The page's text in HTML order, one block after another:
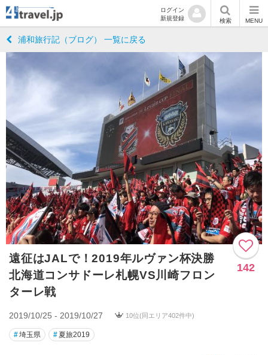
ログイン
新規登録
検索 MENU
浦和旅行記（ブログ） 一覧に戻る
遠征はJALで！2019年ルヴァン杯決勝
北海道コンサドーレ札幌VS川崎フロン
ターレ戦
142
2019/10/25 - 2019/10/27 10位(同エリア402件中)
#埼玉県 #夏旅2019